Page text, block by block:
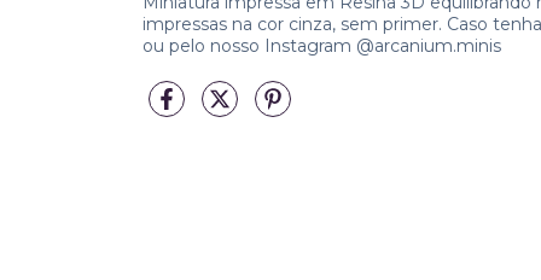
impressas na cor cinza, sem primer. Caso
ou pelo nosso Instagram @arcanium.minis